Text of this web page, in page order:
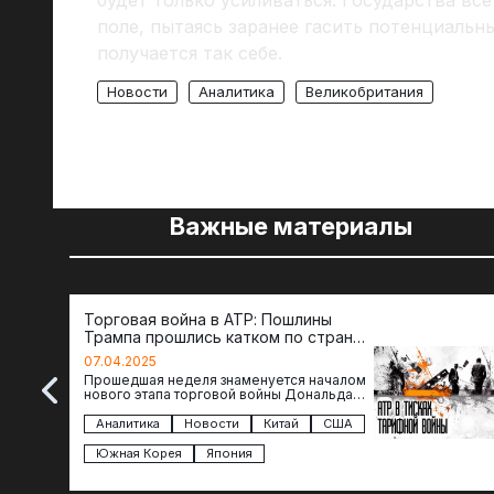
поле, пытаясь заранее гасить
получается так себе.
Новости Аналитика Великобритания
Важные материалы
Торговая война в АТР: Пошлины
Трампа прошлись катком по странам
региона
07.04.2025
Прошедшая неделя знаменуется началом
нового этапа торговой войны Дональда
импорта из более 100 стран…
Аналитика Новости Китай
США
Южная Корея
Япония